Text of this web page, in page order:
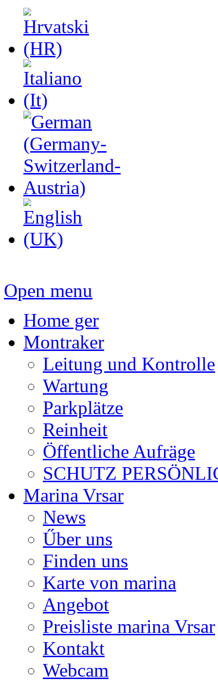
Open menu
Home ger
Montraker
Leitung und Kontrolle
Wartung
Parkplätze
Reinheit
Öffentliche Aufräge
SCHUTZ
Marina Vrsar
News
Űber uns
Finden uns
Karte von marina
Angebot
Preisliste marina Vrsar
Kontakt
Webcam